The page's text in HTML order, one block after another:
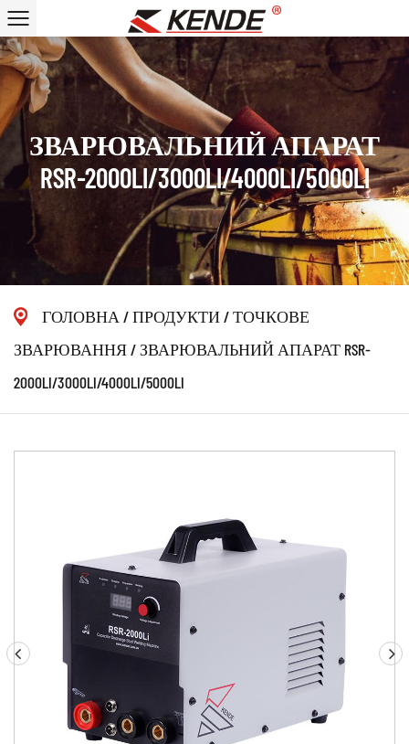
ЗВАРЮВАЛЬНИЙ АПАРАТ
RSR-2000LI/3000LI/4000LI/5000LI
ГОЛОВНА /ПРОДУКТИ/ТОЧКОВЕ
ЗВАРЮВАННЯ/ЗВАРЮВАЛЬНИЙ АПАРАТ RSR-
2000LI/3000LI/4000LI/5000LI